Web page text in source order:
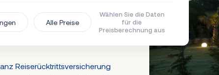
Alle Preise
Wählen Sie die Daten
für die
Preisberechnung aus
Reiserücktrittsversicherung